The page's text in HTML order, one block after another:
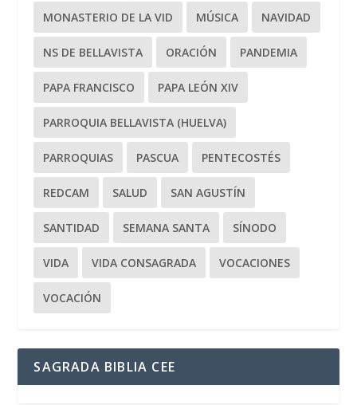
MONASTERIO DE LA VID MÚSICA NAVIDAD
NS DE BELLAVISTA ORACIÓN PANDEMIA
PAPA FRANCISCO PAPA LEÓN XIV
PARROQUIA BELLAVISTA (HUELVA)
PARROQUIAS PASCUA PENTECOSTÉS
REDCAM SALUD SAN AGUSTÍN
SANTIDAD SEMANA SANTA SÍNODO
VIDA VIDA CONSAGRADA VOCACIONES
VOCACIÓN
SAGRADA BIBLIA CEE